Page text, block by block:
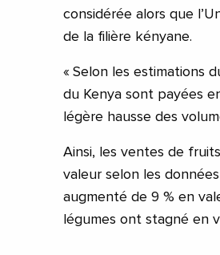
considérée alors que
de la filière kényane.
« Selon les estimations
du Kenya sont payées
légère hausse des
Ainsi, les ventes de
valeur selon les
augmenté de 9 % en
légumes ont stagné en